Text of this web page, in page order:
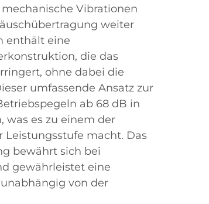
Vibrationen
weiter
enthält eine
die das
ohne dabei die
umfassende Ansatz zur
ab 68 dB in
was es zu einem der
Leistungsstufe macht. Das
bewährt sich bei
gewährleistet eine
von der